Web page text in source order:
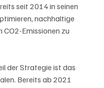
seit 2014 in seinen
nachhaltige
CO2-Emissionen zu
der Strategie ist das
Bereits ab 2021